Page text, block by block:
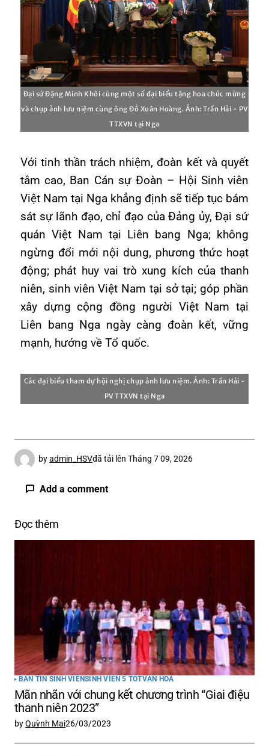
Đại sứ Đặng Minh Khôi cùng một số đại biểu tặng hoa chúc mừng
và chụp ảnh lưu niệm cùng ông Đỗ Xuân Hoàng. Ảnh: Trần Hải - PV
TTXVN tại Nga
Với tinh thần trách nhiệm, đoàn kết và quyết
tâm cao, Ban Cán sự Đoàn – Hội Sinh viên
Việt Nam tại Nga khẳng định sẽ tiếp tục bám
sát sự lãnh đạo, chỉ đạo của Đảng ủy, Đại sứ
quán Việt Nam tại Liên bang Nga; không
ngừng đổi mới nội dung, phương thức hoạt
động; phát huy vai trò xung kích của thanh
niên, sinh viên Việt Nam tại sở tại; góp phần
xây dựng cộng đồng người Việt Nam tại
Liên bang Nga ngày càng đoàn kết, vững
mạnh, hướng về Tổ quốc.
Các đại biểu tham dự hội nghị chụp ảnh lưu niệm. Ảnh: Trần Hải -
PV TTXVN tại Nga
byadmin_HSVđã tải lên Tháng 7 09, 2026
Add a comment
Your Name*
Your E-mail*
Đọc thêm
BẢN TIN SINH VIÊNSINH VIÊN 5 TỐTVĂN HÓA
Mãn nhãn với chung kết chương trình “Giai điệu
thanh niên 2023”
byQuỳnh Mai26/03/2023